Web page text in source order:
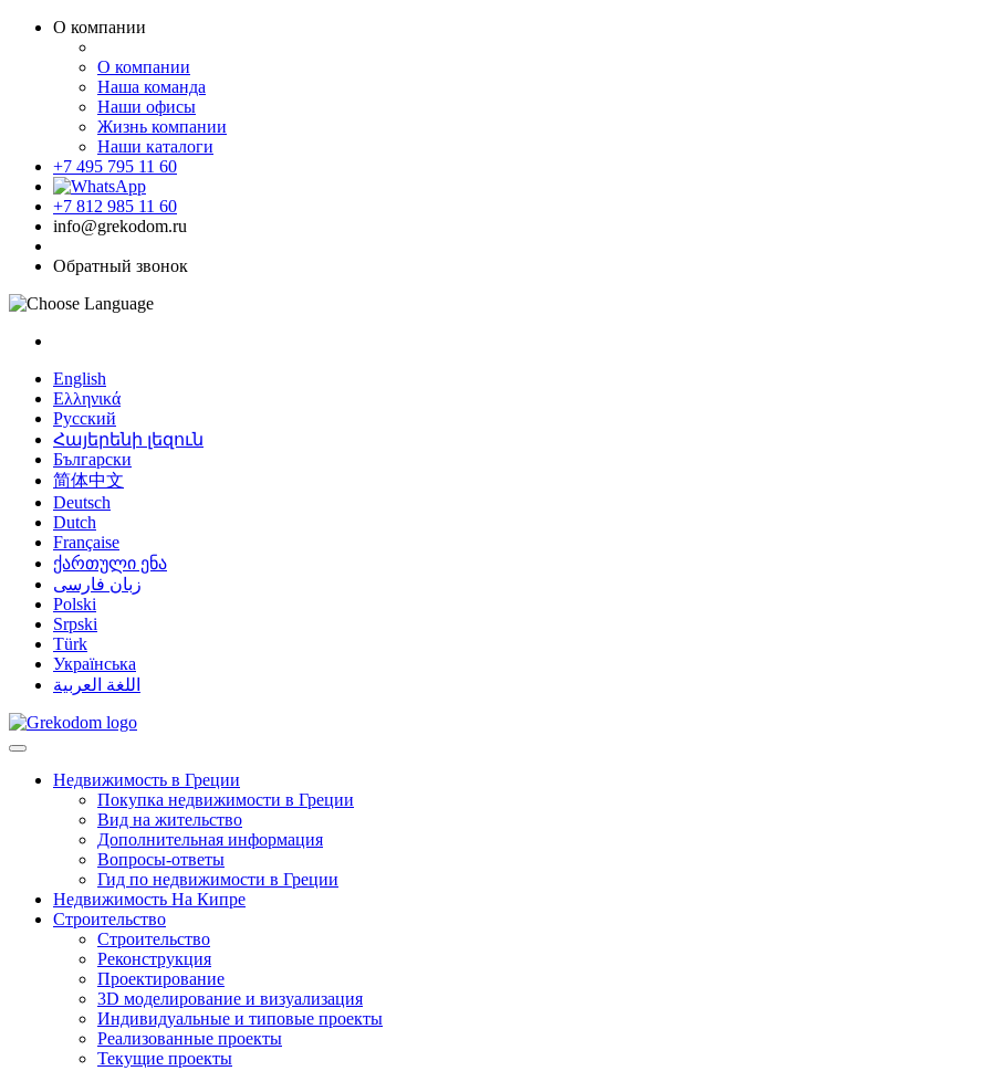
О компании
О компании
Наша команда
Наши офисы
Жизнь компании
Наши каталоги
+7 495 795 11 60
+7 812 985 11 60
info@grekodom.ru
Обратный звонок
English
Ελληνικά
Русский
Հայերենի լեզուն
Български
简体中文
Deutsch
Dutch
Française
ქართული ენა
زبان فارسی
Polski
Srpski
Türk
Українська
اللغة العربية
Недвижимость в Греции
Покупка недвижимости в Греции
Вид на жительство
Дополнительная информация
Вопросы-ответы
Гид по недвижимости в Греции
Недвижимость На Кипре
Строительство
Строительство
Реконструкция
Проектирование
3D моделирование и визуализация
Индивидуальные и типовые проекты
Реализованные проекты
Текущие проекты